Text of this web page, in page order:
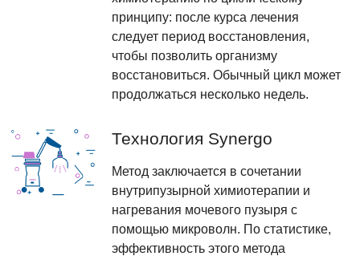
принципу: после курса лечения
следует период восстановления,
чтобы позволить организму
восстановиться. Обычный цикл может
продолжаться несколько недель.
Технология Synergo
Метод заключается в сочетании
внутрипузырной химиотерапии и
нагревания мочевого пузыря с
помощью микроволн. По статистике,
эффективность этого метода